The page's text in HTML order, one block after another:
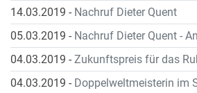
14.03.2019 - Nachruf Dieter Quent
05.03.2019 - Nachruf Dieter Quent -
04.03.2019 - Zukunftspreis für das
04.03.2019 - Doppelweltmeisterin im